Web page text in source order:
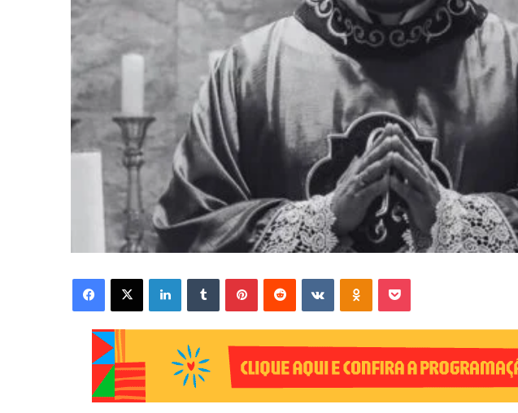
Facebook X Linkedin VK OK